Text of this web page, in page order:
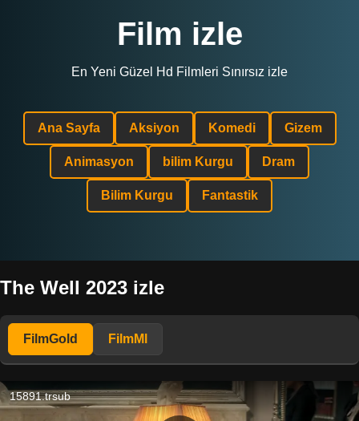
Film izle
En Yeni Güzel Hd Filmleri Sınırsız izle
Ana Sayfa Aksiyon Komedi Gizem
Animasyon bilim Kurgu Dram
Bilim Kurgu Fantastik
The Well 2023 izle
FilmGold FilmMl